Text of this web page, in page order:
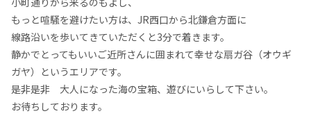
もっと喧騒を避けたい方は、JR西口から北鎌倉方面に
線路沿いを歩いてきていただくと3分で着きます。
静かでとってもいいご近所さんに囲まれて幸せな扇ガ谷（オウギ
ガヤ）というエリアです。
是非是非 大人になった海の宝箱、遊びにいらして下さい。
お待ちしております。